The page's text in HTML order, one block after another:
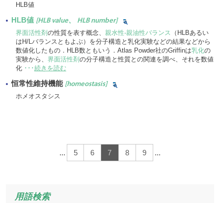
HLB値
HLB値 [HLB value、 HLB number]
界面活性剤 の性質を表す概念、 親水性-親油性バランス
（HLBあるい
はH/Lバランスともよぶ）を分子構造と乳化実験などの結果などから
数値化したもの．HLB数ともいう．Atlas Powder社のGriffinは乳化の
実験から、 界面活性剤 の分子構造と性質との関連を調べ、それを数値
化 ･･･ 続きを読む
恒常性維持機能 [homeostasis]
ホメオスタシス
... 5 6 7 8 9 ...
用語検索